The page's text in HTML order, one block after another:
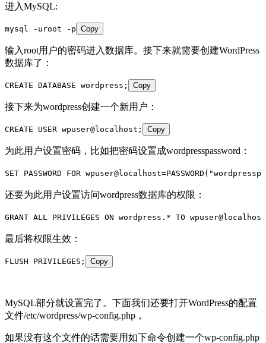
进入MySQL:
mysql -uroot -p Copy
输入root用户的密码进入数据库。接下来就需要创建WordPress
数据库了：
CREATE DATABASE wordpress; Copy
接下来为wordpress创建一个新用户：
CREATE USER wpuser@localhost; Copy
为此用户设置密码，比如把密码设置成wordpresspassword：
SET PASSWORD FOR
还要为此用户设置访问wordpress数据库的权限：
GRANT ALL PRIVILEGES ON wordpress.* TO
最后将权限生效：
FLUSH PRIVILEGES; Copy
MySQL部分就设置完了。下面我们还要打开WordPress的配置
文件/etc/wordpress/wp-config.php，
如果没有这个文件的话需要用如下命令创建一个wp-config.php